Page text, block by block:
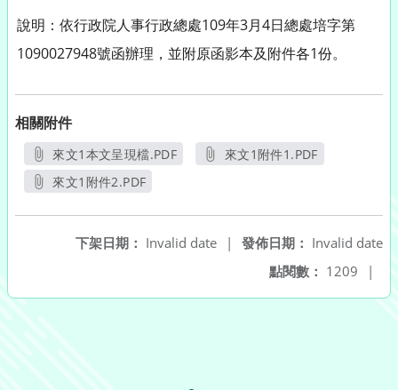
說明：依行政院人事行政總處109年3月4日總處培字第
1090027948號函辦理，並附原函影本及附件各1份。
相關附件
來文1本文呈現檔.PDF
另開新視窗
來文1附件1.PDF
來文1附件2.PDF
發佈日期： Invalid date
下架日期： Invalid date
|
點閱數： 1209 |